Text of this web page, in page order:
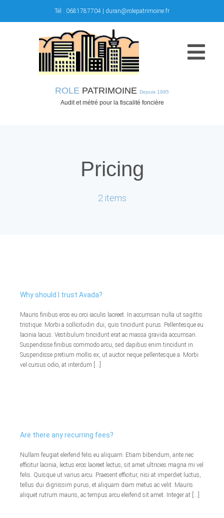
Tél : 0681787704 duran@rolepatrimoine.fr
Actualités
Qui sommes nous ?
ROLE PATRIMOINE Depuis 1995
Audit et métré pour la fiscalité foncière
Pricing
2 items
Why should I trust Avada?
Mauris finibus eros eu orci iaculis laoreet. In accumsan nulla ut sagittis
tristique. Morbi a sollicitudin dui, quis tincidunt purus. Pellentesque eu
lacinia lacus. Vestibulum tincidunt erat ac massa gravida accumsan.
Suspendisse finibus commodo arcu, sed dapibus enim tincidunt in.
Suspendisse pretium mollis ex, ut auctor neque pellentesque a. Morbi
vel cursus odio, at interdum […]
Are there any recurring fees?
Nullam feugiat eleifend felis eu aliquam. Etiam bibendum, ante nec
efficitur lacinia, lectus eros laoreet lectus, sit amet ultricies magna mi vel
felis. Quisque ut varius arcu. Praesent efficitur, nisi at imperdiet luctus,
tellus dui dignissim purus, et aliquam diam metus ac velit. Mauris
aliquet rutrum mauris, ac tempus arcu eleifend sit amet. Integer at […]